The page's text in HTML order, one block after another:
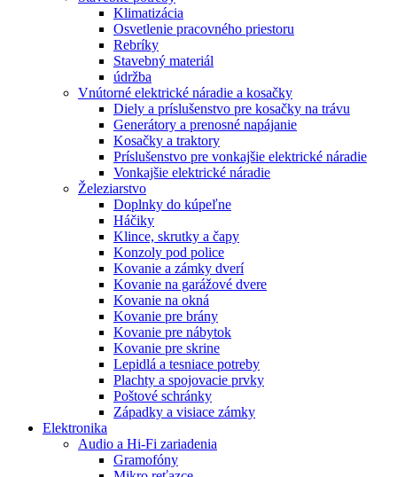
Klimatizácia
Osvetlenie pracovného priestoru
Rebríky
Stavebný materiál
údržba
Vnútorné elektrické náradie a kosačky
Diely a príslušenstvo pre kosačky na trávu
Generátory a prenosné napájanie
Kosačky a traktory
Príslušenstvo pre vonkajšie elektrické náradie
Vonkajšie elektrické náradie
Železiarstvo
Doplnky do kúpeľne
Háčiky
Klince, skrutky a čapy
Konzoly pod police
Kovanie a zámky dverí
Kovanie na garážové dvere
Kovanie na okná
Kovanie pre brány
Kovanie pre nábytok
Kovanie pre skrine
Lepidlá a tesniace potreby
Plachty a spojovacie prvky
Poštové schránky
Západky a visiace zámky
Elektronika
Audio a Hi-Fi zariadenia
Gramofóny